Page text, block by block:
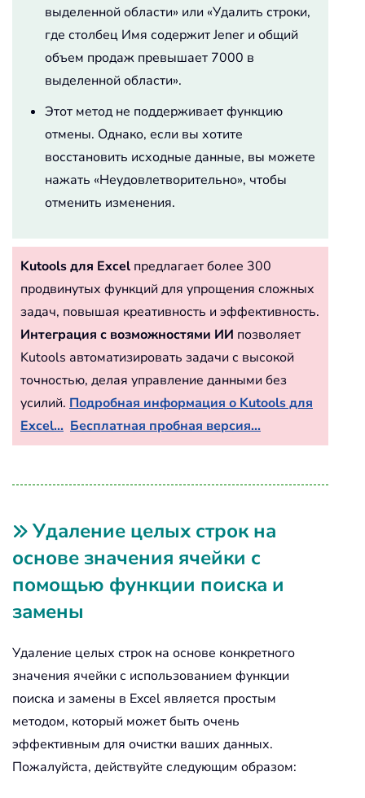
выделенной области» или «Удалить строки,
где столбец Имя содержит Jener и общий
объем продаж превышает 7000 в
выделенной области».
Этот метод не поддерживает функцию
отмены. Однако, если вы хотите
восстановить исходные данные, вы можете
нажать «Неудовлетворительно», чтобы
отменить изменения.
Kutools для Excel предлагает более 300
продвинутых функций для упрощения сложных
задач, повышая креативность и эффективность.
Интеграция с возможностями ИИ позволяет
Kutools автоматизировать задачи с высокой
точностью, делая управление данными без
усилий. Подробная информация о Kutools для
Excel... Бесплатная пробная версия...
Удаление целых строк на
основе значения ячейки с
помощью функции поиска и
замены
Удаление целых строк на основе конкретного
значения ячейки с использованием функции
поиска и замены в Excel является простым
методом, который может быть очень
эффективным для очистки ваших данных.
Пожалуйста, действуйте следующим образом: